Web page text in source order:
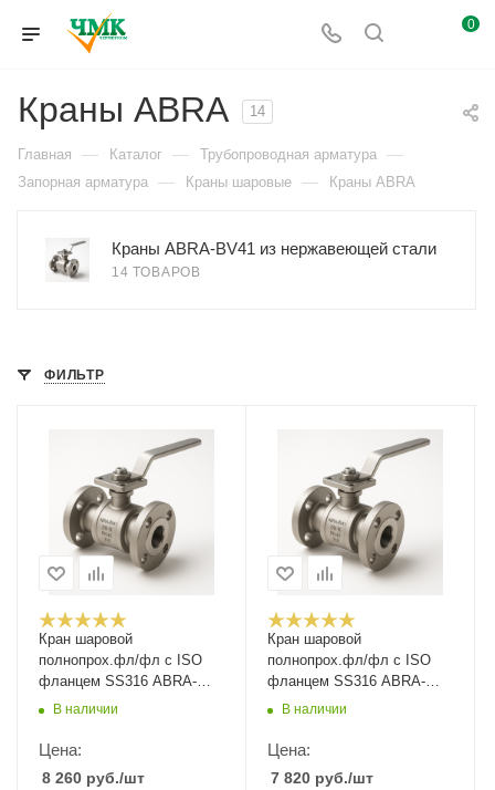
0
Краны ABRA 14
Главная — Каталог — Трубопроводная арматура —
Запорная арматура — Краны шаровые — Краны ABRA
Краны ABRA-BV41 из нержавеющей стали
14 ТОВАРОВ
ФИЛЬТР
Кран шаровой
полнопрох.фл/фл с ISO
фланцем SS316 ABRA-
BV41-015 Ду-15 Ру-40
В наличии
Цена:
8 260 руб./шт
Кран шаровой
полнопрох.фл/фл с ISO
фланцем SS316 ABRA-
BV41-020 Ду-20 Ру-40
В наличии
Цена:
7 820 руб./шт